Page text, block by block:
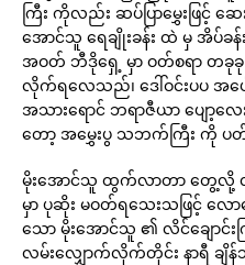
ကြီး ကိုလည်း ဆပ်ပြာမွှေးဖြင့်
အောင်သူ ရေချိုးခန်း ထဲ မှ အိပ်ခ
အဝတ် ဘီဒိုရှေ့ မှာ ဝတ်စရာ တခုခု
လိုက်ရလေသည်၊ ဒေါ်ဝင်းပပ အပေါ်
အသားရောင် ဘရာဇီယာ ပျော့လ
တော့ အမွှေးပွ သဘက်ကြီး ကို ပ
မိုးအောင်သူ ထွက်လာတာ တွေ့လို့
မှာ ပုဆိုး မဝတ်ရသေးသဖြင့် လ
သော မိုးအောင်သူ ၏ လိင်ချောင်းကြီ
လမ်းလျှောက်လိုက်တိုင်း နာရီ ချိန်